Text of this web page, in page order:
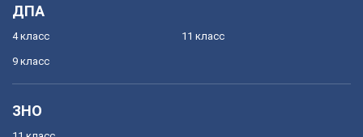
ДПА
4 класс
9 класс
11 класс
ЗНО